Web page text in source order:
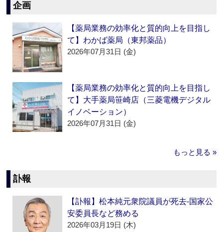
企画
【薬局業務の効率化と質的向上を目指し
て】わかば薬局（東邦薬品）
2026年07月31日 (金)
【薬局業務の効率化と質的向上を目指し
て】大手薬局笹崎店（三菱電機デジタル
イノベーション）
2026年07月31日 (金)
もっと見る »
訃報
【訃報】松本純元衆院議員が死去‐国家公
安委員長など務める
2026年03月19日 (木)